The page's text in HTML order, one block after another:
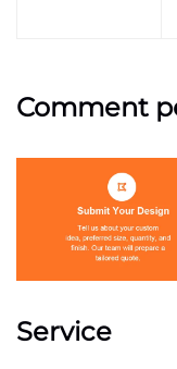
Comment
Service